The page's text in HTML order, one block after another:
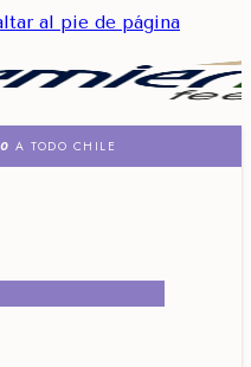
al pie de página
A TODO CHILE